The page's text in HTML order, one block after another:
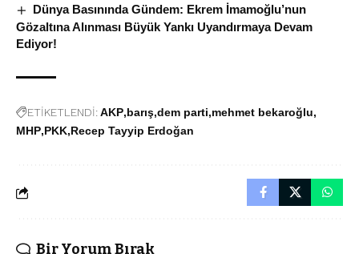
Dünya Basınında Gündem: Ekrem İmamoğlu’nun
Gözaltına Alınması Büyük Yankı Uyandırmaya Devam
Ediyor!
ETİKETLENDİ:AKP barış dem parti mehmet bekaroğlu
MHP PKK Recep Tayyip Erdoğan
Bir Yorum Bırak